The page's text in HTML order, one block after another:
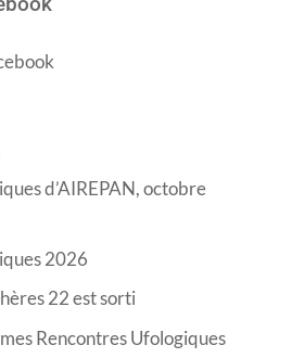
d’AIREPAN, octobre
2026
22 est sorti
Rencontres Ufologiques